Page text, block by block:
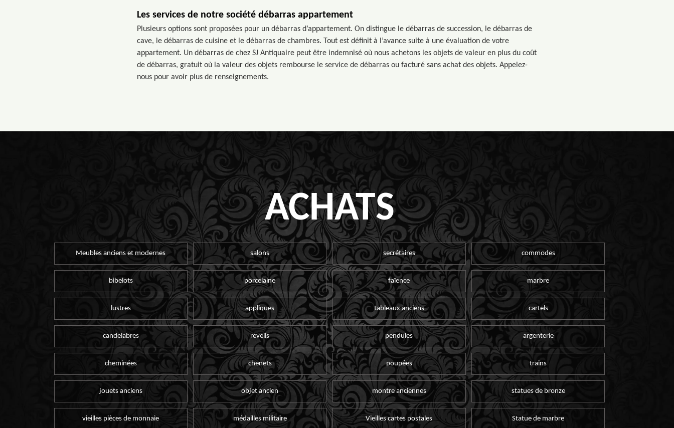
Les services de notre société débarras appartement
Plusieurs options sont proposées pour un débarras d’appartement. On distingue le débarras de succession, le débarras de
cave, le débarras de cuisine et le débarras de chambres. Tout est définit à l’avance suite à une évaluation de votre
appartement. Un débarras de chez SJ Antiquaire peut être indemnisé où nous achetons les objets de valeur en plus du coût
de débarras, gratuit où la valeur des objets rembourse le service de débarras ou facturé sans achat des objets. Appelez-
nous pour avoir plus de renseignements.
ACHATS
Meubles anciens et modernes salons secrétaires commodes
bibelots porcelaine faïence marbre
lustres appliques tableaux anciens cartels
candelabres reveils pendules argenterie
cheminées chenets poupées trains
jouets anciens objet ancien montre anciennes statues de bronze
vieilles pièces de monnaie médailles militaire Vieilles cartes postales Statue de marbre